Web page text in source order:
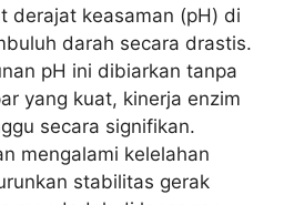
derajat keasaman (pH) di
darah secara drastis.
pH ini dibiarkan tanpa
yang kuat, kinerja enzim
secara signifikan.
mengalami kelelahan
stabilitas gerak